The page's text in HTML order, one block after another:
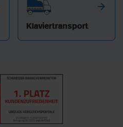
arrow_forward
Klaviertransport